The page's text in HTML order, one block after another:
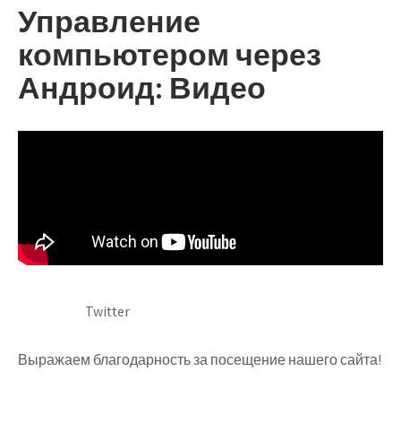
Управление
компьютером через
Андроид: Видео
Twitter
Выражаем благодарность за посещение нашего сайта!